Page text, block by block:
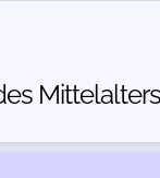
Mittelalters